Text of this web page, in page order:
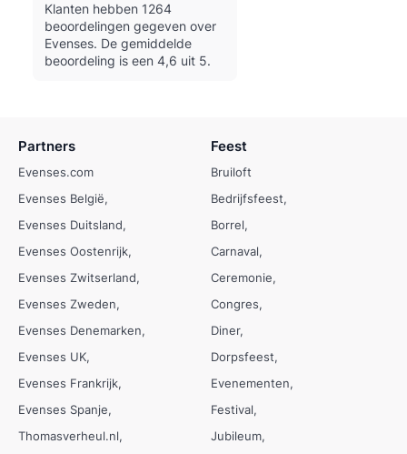
Klanten hebben 1264
beoordelingen gegeven over
Evenses. De gemiddelde
beoordeling is een 4,6 uit 5.
Partners
Evenses.com
Evenses België
Evenses Duitsland
Evenses Oostenrijk
Evenses Zwitserland
Evenses Zweden
Evenses Denemarken
Evenses UK
Evenses Frankrijk
Evenses Spanje
Thomasverheul.nl
Feest
Bruiloft
Bedrijfsfeest
Borrel
Carnaval
Ceremonie
Congres
Diner
Dorpsfeest
Evenementen
Festival
Jubileum